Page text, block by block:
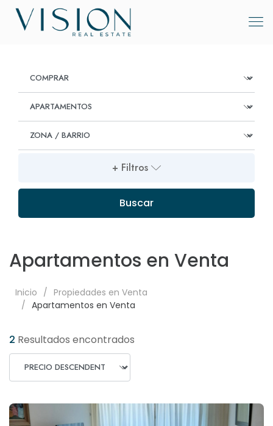
+ Filtros
Buscar
Apartamentos en Venta
Inicio
Propiedades en Venta
Apartamentos en Venta
2 Resultados encontrados